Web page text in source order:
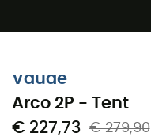
Vaude
Arco 2P - Tent
€ 227,73 € 279,90